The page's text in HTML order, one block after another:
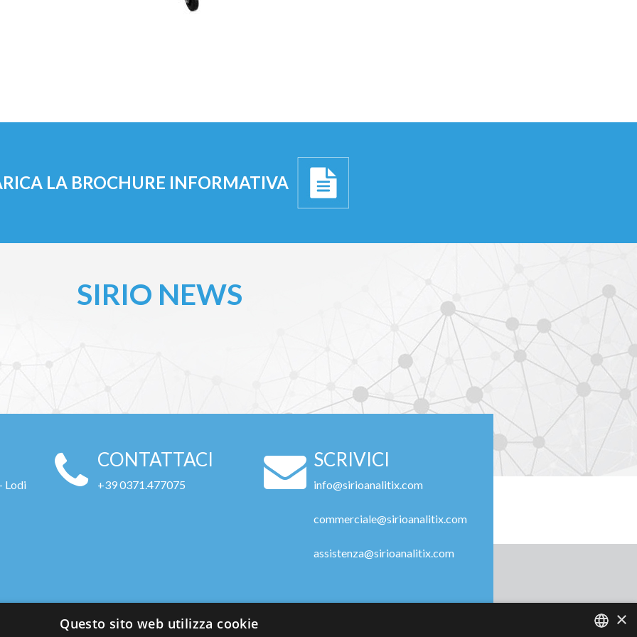
LA BROCHURE INFORMATIVA
SIRIO NEWS
Lodi
CONTATTACI
+39 0371.477075
SCRIVICI
info@sirioanalitix.com
commerciale@sirioanalitix.com
assistenza@sirioanalitix.com
×
Questo sito web utilizza cookie